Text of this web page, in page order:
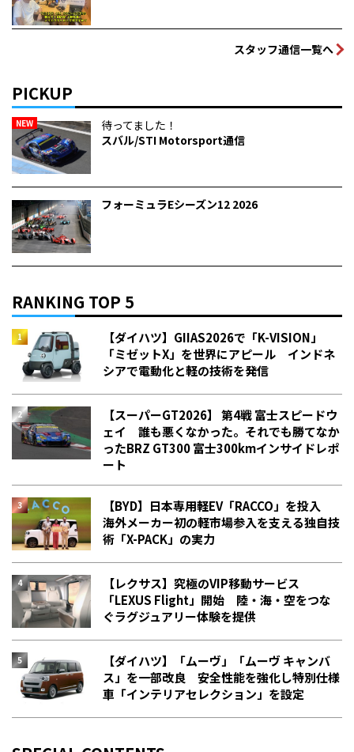
スタッフ通信一覧へ
PICKUP
NEW
待ってました！
スバル/STI Motorsport通信
フォーミュラEシーズン12 2026
RANKING TOP 5
【ダイハツ】GIIAS2026で「K-VISION」
「ミゼットX」を世界にアピール インドネ
シアで電動化と軽の技術を発信
【スーパーGT2026】 第4戦 富士スピードウ
ェイ 誰も悪くなかった。それでも勝てなか
った――BRZ GT300 富士300kmインサイドレポ
ート
【BYD】日本専用軽EV「RACCO」を投入
海外メーカー初の軽市場参入を支える独自技
術「X-PACK」の実力
【レクサス】究極のVIP移動サービス
「LEXUS Flight」開始 陸・海・空をつな
ぐラグジュアリー体験を提供
【ダイハツ】「ムーヴ」「ムーヴ キャンバ
ス」を一部改良 安全性能を強化し特別仕様
車「インテリアセレクション」を設定